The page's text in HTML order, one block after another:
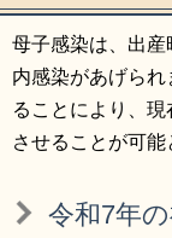
母子感染は、出
内感染があげら
ることにより、
させることが可能
令和7年